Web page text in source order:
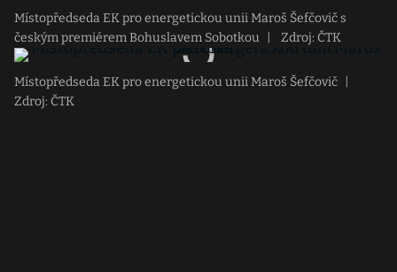
Místopředseda EK pro energetickou unii Maroš Šefčovič s
českým premiérem Bohuslavem Sobotkou
Zdroj: ČTK
Místopředseda EK pro energetickou unii Maroš Šefčovič
Zdroj: ČTK